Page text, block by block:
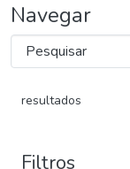
Navegar
resultados
Filtros